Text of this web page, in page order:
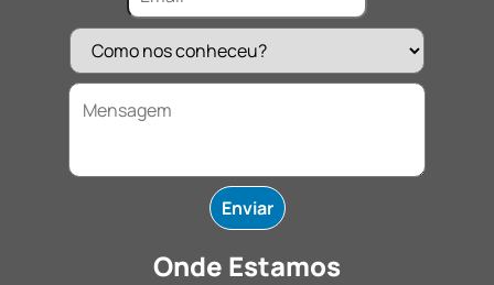
Onde Estamos